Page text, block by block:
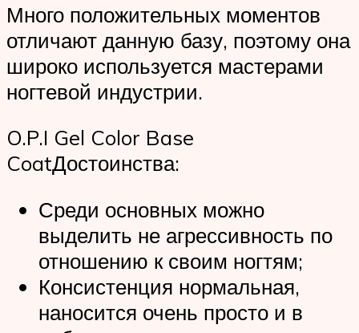
Много положительных моментов
отличают данную базу, поэтому она
широко используется мастерами
ногтевой индустрии.
O.P.I Gel Color Base
CoatДостоинства:
Среди основных можно
выделить не агрессивность по
отношению к своим ногтям;
Консистенция нормальная,
наносится очень просто и в